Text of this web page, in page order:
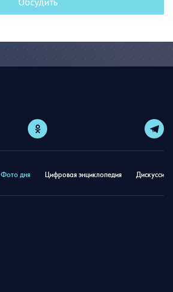
Фото дня Цифровая энциклопедия